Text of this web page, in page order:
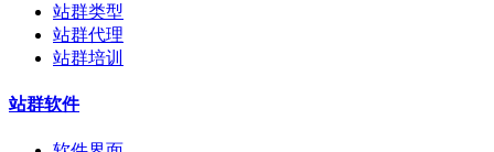
站群类型
站群代理
站群培训
站群软件